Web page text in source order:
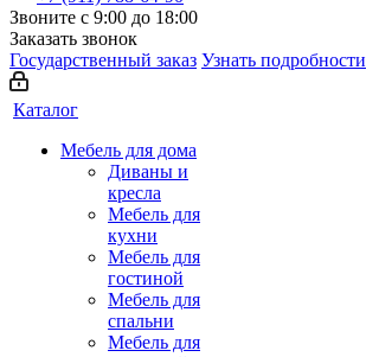
Звоните с 9:00 до 18:00
Заказать звонок
Государственный заказ Узнать подробности
Каталог
Мебель для дома
Диваны и
кресла
Мебель для
кухни
Мебель для
гостиной
Мебель для
спальни
Мебель для